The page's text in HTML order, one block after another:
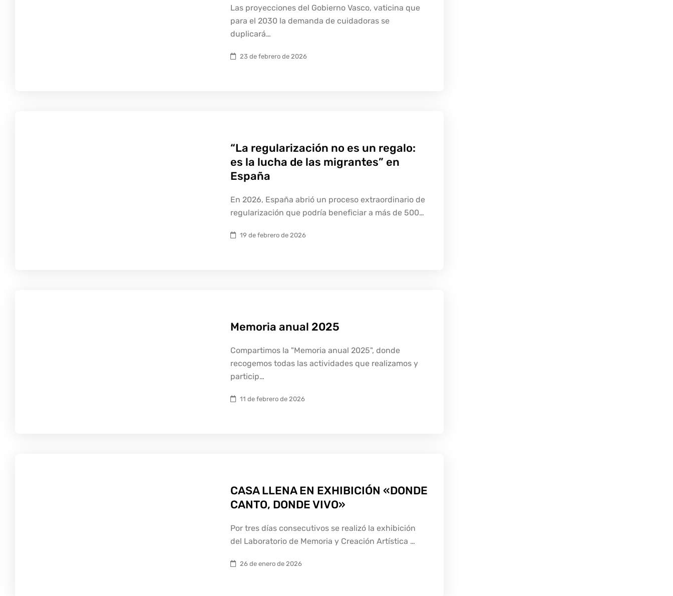
Las proyecciones del Gobierno Vasco, vaticina que
para el 2030 la demanda de cuidadoras se
duplicará…
23 de febrero de 2026
“La regularización no es un regalo:
es la lucha de las migrantes” en
España
En 2026, España abrió un proceso extraordinario de
regularización que podría beneficiar a más de 500…
19 de febrero de 2026
Memoria anual 2025
Compartimos la "Memoria anual 2025", donde
recogemos todas las actividades que realizamos y
particip…
11 de febrero de 2026
CASA LLENA EN EXHIBICIÓN «DONDE
CANTO, DONDE VIVO»
Por tres días consecutivos se realizó la exhibición
del Laboratorio de Memoria y Creación Artística …
26 de enero de 2026